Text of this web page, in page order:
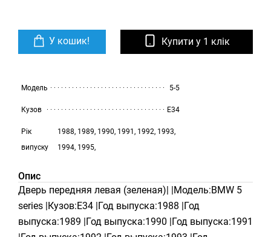
У кошик! Купити у 1 клік
Модель 5-5
Кузов E34
Рік
випуску
1988, 1989, 1990, 1991, 1992, 1993,
1994, 1995,
Опис
Дверь передняя левая (зеленая)| |Модель:BMW 5
series |Кузов:E34 |Год выпуска:1988 |Год
выпуска:1989 |Год выпуска:1990 |Год выпуска:1991